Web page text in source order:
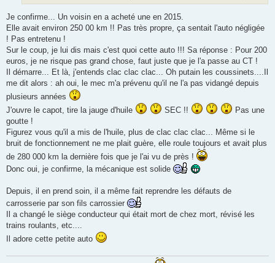
Je confirme... Un voisin en a acheté une en 2015.
Elle avait environ 250 00 km !! Pas très propre, ça sentait l'auto négligée
! Pas entretenu !
Sur le coup, je lui dis mais c'est quoi cette auto !!! Sa réponse : Pour 200
euros, je ne risque pas grand chose, faut juste que je l'a passe au CT !
Il démarre... Et là, j'entends clac clac clac... Oh putain les coussinets....Il
me dit alors : ah oui, le mec m'a prévenu qu'il ne l'a pas vidangé depuis
plusieurs années
J'ouvre le capot, tire la jauge d'huile
SEC !!
Pas une
goutte !
Figurez vous qu'il a mis de l'huile, plus de clac clac clac... Même si le
bruit de fonctionnement ne me plait guère, elle roule toujours et avait plus
de 280 000 km la dernière fois que je l'ai vu de près !
Donc oui, je confirme, la mécanique est solide
Depuis, il en prend soin, il a même fait reprendre les défauts de
carrosserie par son fils carrossier
Il a changé le siège conducteur qui était mort de chez mort, révisé les
trains roulants, etc....
Il adore cette petite auto